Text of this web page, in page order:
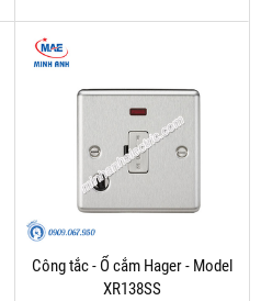
Công tắc - Ổ cắm Hager - Model
XR138SS